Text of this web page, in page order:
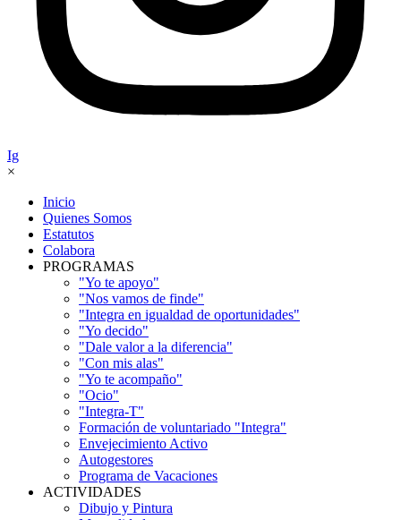
Ig
×
Inicio
Quienes Somos
Estatutos
Colabora
PROGRAMAS
"Yo te apoyo"
"Nos vamos de finde"
"Integra en igualdad de oportunidades"
"Yo decido"
"Dale valor a la diferencia"
"Con mis alas"
"Yo te acompaño"
"Ocio"
"Integra-T"
Formación de voluntariado "Integra"
Envejecimiento Activo
Autogestores
Programa de Vacaciones
ACTIVIDADES
Dibujo y Pintura